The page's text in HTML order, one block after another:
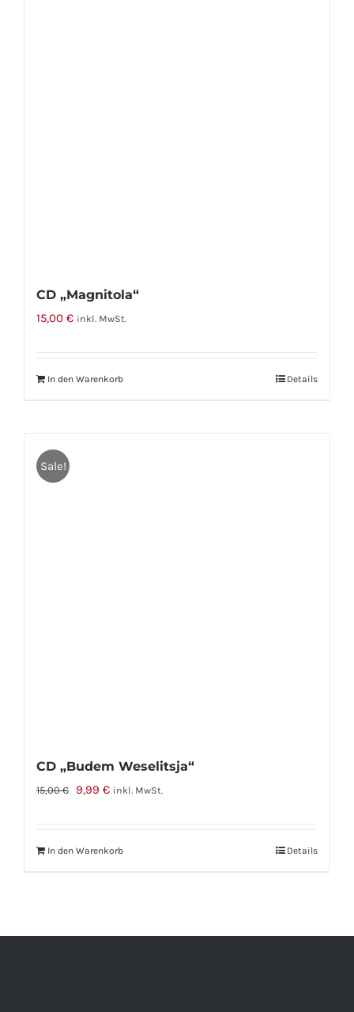
CD „Magnitola“
15,00 € inkl. MwSt.
In den Warenkorb Details
Sale!
CD „Budem Weselitsja“
15,00€
Ursprünglicher
15,00 €
9,99 €Aktueller
9,99 €.
inkl. MwSt.
In den Warenkorb Details